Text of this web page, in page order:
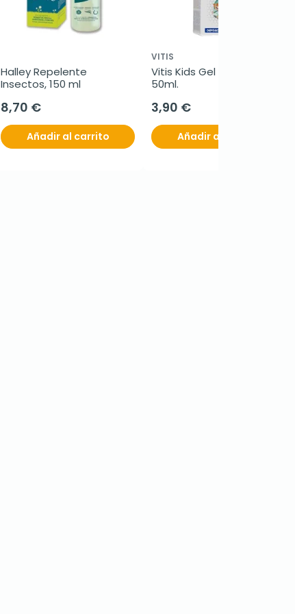
Halley Repelente
Insectos, 150 ml
8,70 €
Añadir al carrito
VITIS
Vitis Kids Gel Dentrífico,
50ml.
3,90 €
Añadir al carrito